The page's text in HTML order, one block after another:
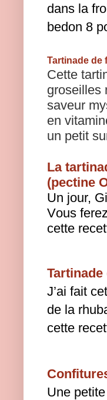
dans la
bedon 8
Tartinade de
Cette
groseilles
saveur
en
un petit
La
(pectine
Un jour,
Vous
cette
J’ai fait
de la
cette
Une